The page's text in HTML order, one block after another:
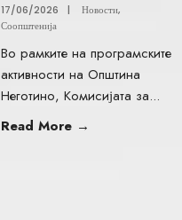
17/06/2026 | Новости,
Соопштенија
Во рамките на програмските
активности на Општина
Неготино, Комисијата за...
Read More →